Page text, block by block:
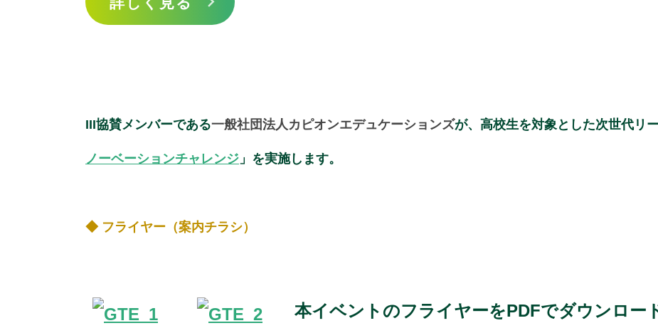
III協賛メンバーである一般社団法人カピオンエデュケーションズが、高校生を対象とした次世代リ
ノーベーションチャレンジ 」を実施します。
◆ フライヤー（案内チラシ）
本イベントのフライヤーをPDFでダウンロー